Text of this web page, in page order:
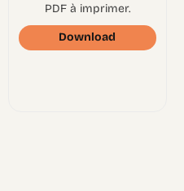
PDF à imprimer.
Download